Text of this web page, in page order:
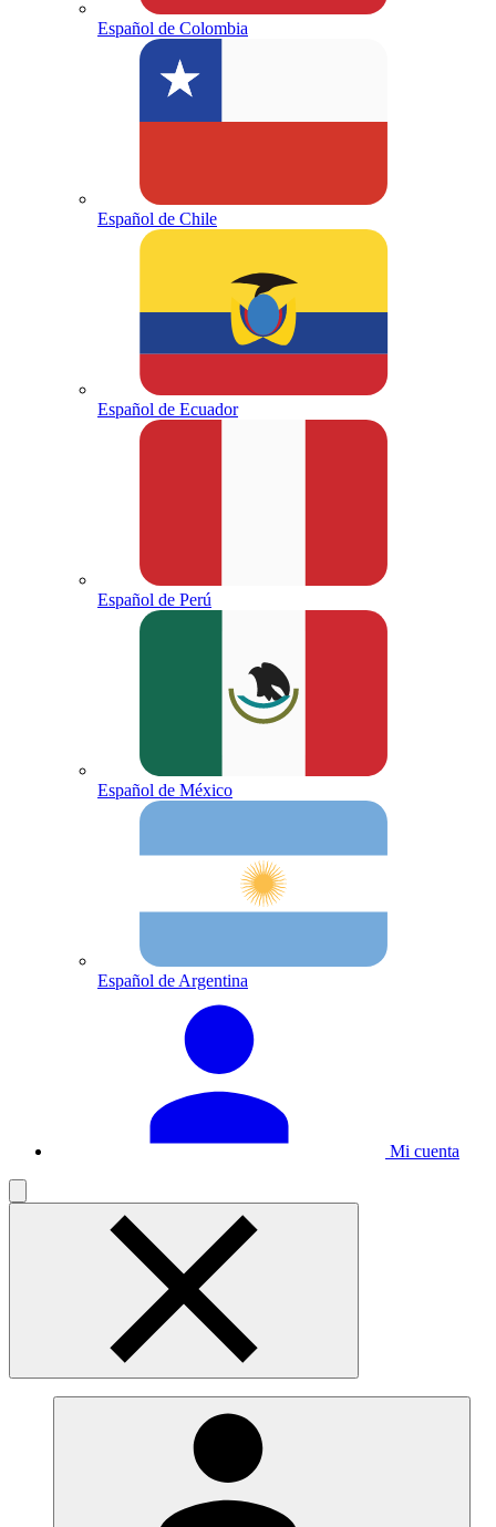
Español de Colombia
Español de Chile
Español de Ecuador
Español de Perú
Español de México
Español de Argentina
Mi cuenta